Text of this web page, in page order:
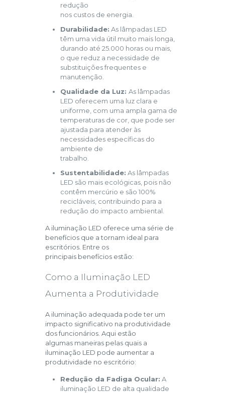
redução
nos custos de energia.
Durabilidade: As lâmpadas LED
têm uma vida útil muito mais longa,
durando até 25.000 horas ou mais,
o que reduz a necessidade de
substituições frequentes e
manutenção.
Qualidade da Luz:As lâmpadas
LED oferecem uma luz clara e
uniforme, com uma ampla gama de
temperaturas de cor, que pode ser
ajustada para atender às
necessidades específicas do
ambiente de
trabalho.
Sustentabilidade: As lâmpadas
LED são mais ecológicas, pois não
contêm mercúrio e são 100%
recicláveis, contribuindo para a
redução do impacto ambiental.
A iluminação LED oferece uma série de
benefícios que a tornam ideal para
escritórios. Entre os
principais benefícios estão:
Como a Iluminação LED
Aumenta a Produtividade
A iluminação adequada pode ter um
impacto significativo na produtividade
dos funcionários. Aqui estão
algumas maneiras pelas quais a
iluminação LED pode aumentar a
produtividade no escritório:
Redução da Fadiga Ocular: A
iluminação LED de alta qualidade